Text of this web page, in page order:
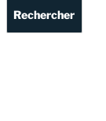
Rechercher